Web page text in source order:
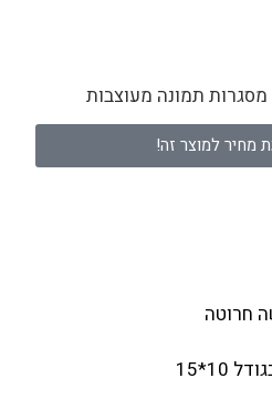
תמונה מעוצבות
למוצר זה!
חרוטה